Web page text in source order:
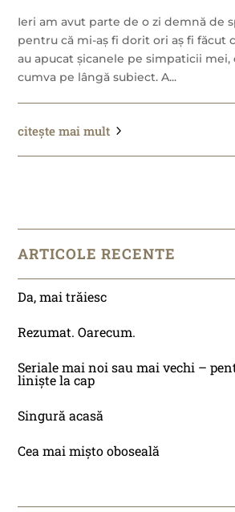
Ieri am avut parte de o zi demnă de
pentru că mi-aș fi dorit ori aș fi făcut
au apucat șicanele pe simpaticii mei,
cumva pe lângă subiect. A...
citește mai mult
ARTICOLE RECENTE
Da, mai trăiesc
Rezumat. Oarecum.
Seriale mai noi sau mai vechi –
liniște la cap
Singură acasă
Cea mai mișto oboseală